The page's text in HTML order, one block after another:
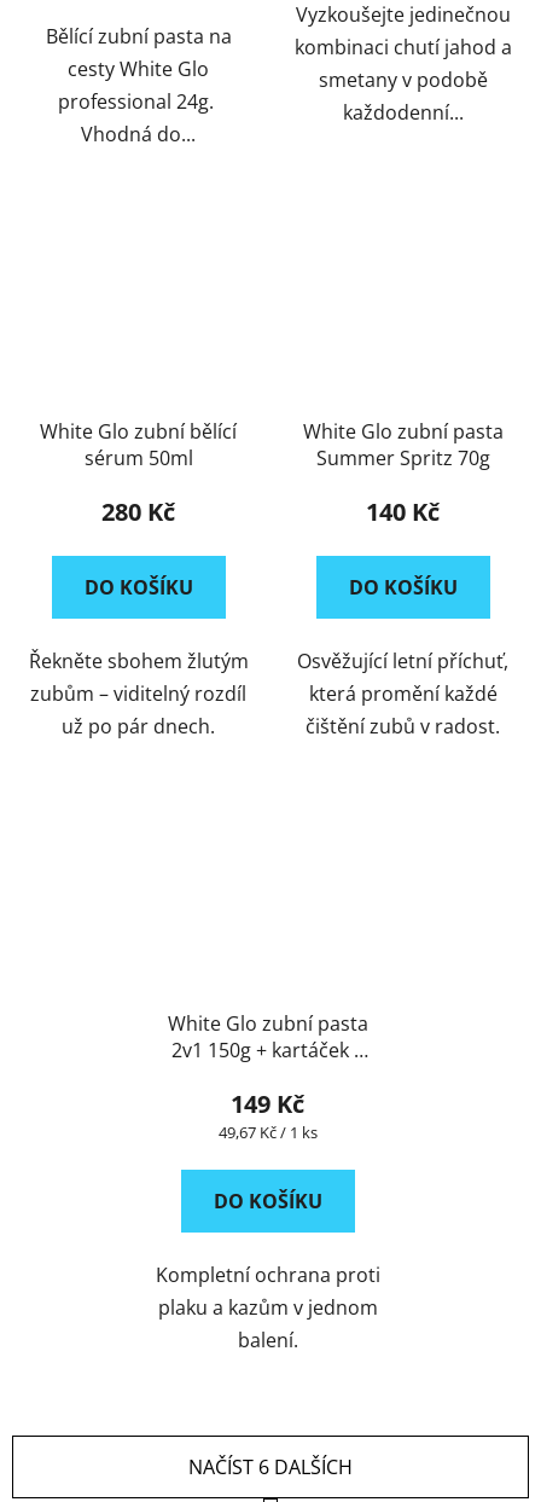
Bělící zubní pasta na
cesty White Glo
professional 24g.
Vhodná do...
Vyzkoušejte jedinečnou
kombinaci chutí jahod a
smetany v podobě
každodenní...
White Glo zubní bělící
sérum 50ml
280 Kč
DO KOŠÍKU
Řekněte sbohem žlutým
zubům – viditelný rozdíl
už po pár dnech.
White Glo zubní pasta
Summer Spritz 70g
140 Kč
DO KOŠÍKU
Osvěžující letní příchuť,
která promění každé
čištění zubů v radost.
White Glo zubní pasta
2v1 150g + kartáček a
ZDARMA
149 Kč
Měrná
49,67 Kč / 1 ks
DO KOŠÍKU
Kompletní ochrana proti
plaku a kazům v jednom
balení.
NAČÍST 6 DALŠÍCH